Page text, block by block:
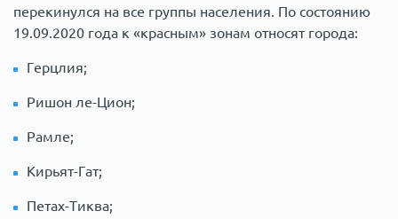
перекинулся на все группы населения. По состоянию
19.09.2020 года к «красным» зонам относят города:
Герцлия;
Ришон ле-Цион;
Рамле;
Кирьят-Гат;
Петах-Тиква;